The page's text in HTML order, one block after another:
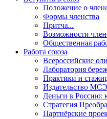
Положение о
Формы членства
Притча...
Возможности
Общественная
Работа союза
Всероссийские
Лаборатория
Практики и
Издательство
Деньги в Россию:
Стратегия
Партнёрские